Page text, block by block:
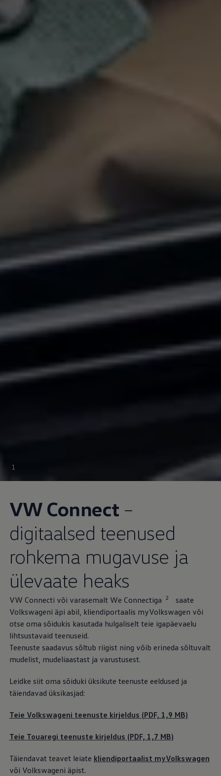
1
VW Connect –
digitaalsed teenused
rohkema mugavuse ja
ülevaate heaks
VW Connecti või varasemalt We Connectiga 2
saate
Volkswageni äpi abil, kliendiportaalis myVolkswagen või
otse oma sõidukis kasutada hulgaliselt teie igapäevaelu
lihtsustavaid teenuseid.
Teenuste saadavus sõltub riigist ning võib erineda sõltuvalt
mudelist, mudeliaastast ja varustusest.
Leidke siit oma sõiduki üksikute teenuste eeldused ja
täiendavad üksikasjad:
Teie Volkswageni teenuste kirjeldus (PDF, 1,9 MB)
Teie Touaregi teenuste kirjeldus (PDF, 1,7 MB)
Täiendavat teavet leiate kliendiportaalist myVolkswagen
või Volkswageni äpist.